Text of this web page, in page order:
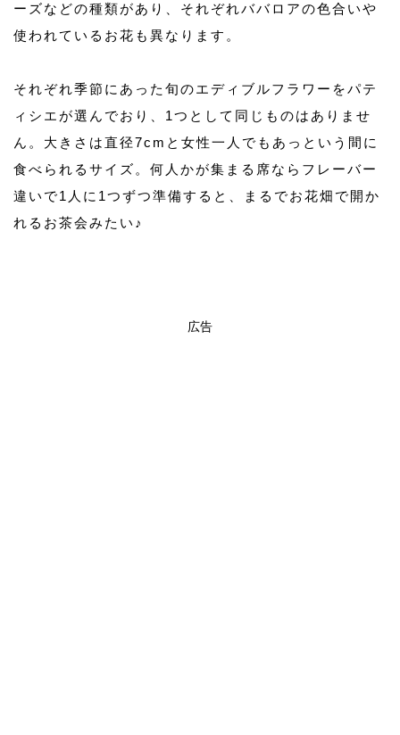
ーズなどの種類があり、それぞれババロアの色合いや
使われているお花も異なります。
それぞれ季節にあった旬のエディブルフラワーをパテ
ィシエが選んでおり、1つとして同じものはありませ
ん。大きさは直径7cmと女性一人でもあっという間に
食べられるサイズ。何人かが集まる席ならフレーバー
違いで1人に1つずつ準備すると、まるでお花畑で開か
れるお茶会みたい♪
広告